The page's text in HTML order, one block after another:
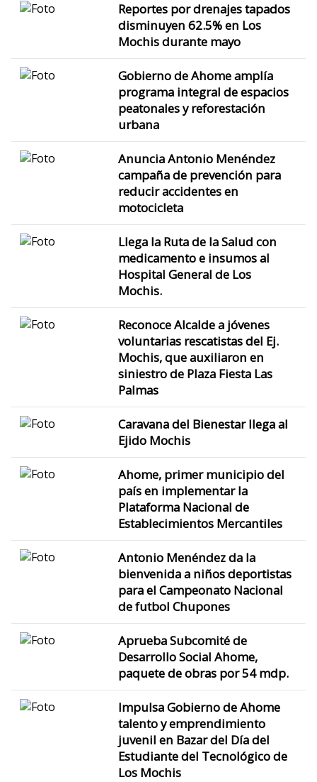
Reportes por drenajes tapados
disminuyen 62.5% en Los
Mochis durante mayo
Gobierno de Ahome amplía
programa integral de espacios
peatonales y reforestación
urbana
Anuncia Antonio Menéndez
campaña de prevención para
reducir accidentes en
motocicleta
Llega la Ruta de la Salud con
medicamento e insumos al
Hospital General de Los
Mochis.
Reconoce Alcalde a jóvenes
voluntarias rescatistas del Ej.
Mochis, que auxiliaron en
siniestro de Plaza Fiesta Las
Palmas
Caravana del Bienestar llega al
Ejido Mochis
Ahome, primer municipio del
país en implementar la
Plataforma Nacional de
Establecimientos Mercantiles
Antonio Menéndez da la
bienvenida a niños deportistas
para el Campeonato Nacional
de futbol Chupones
Aprueba Subcomité de
Desarrollo Social Ahome,
paquete de obras por 54 mdp.
Impulsa Gobierno de Ahome
talento y emprendimiento
juvenil en Bazar del Día del
Estudiante del Tecnológico de
Los Mochis